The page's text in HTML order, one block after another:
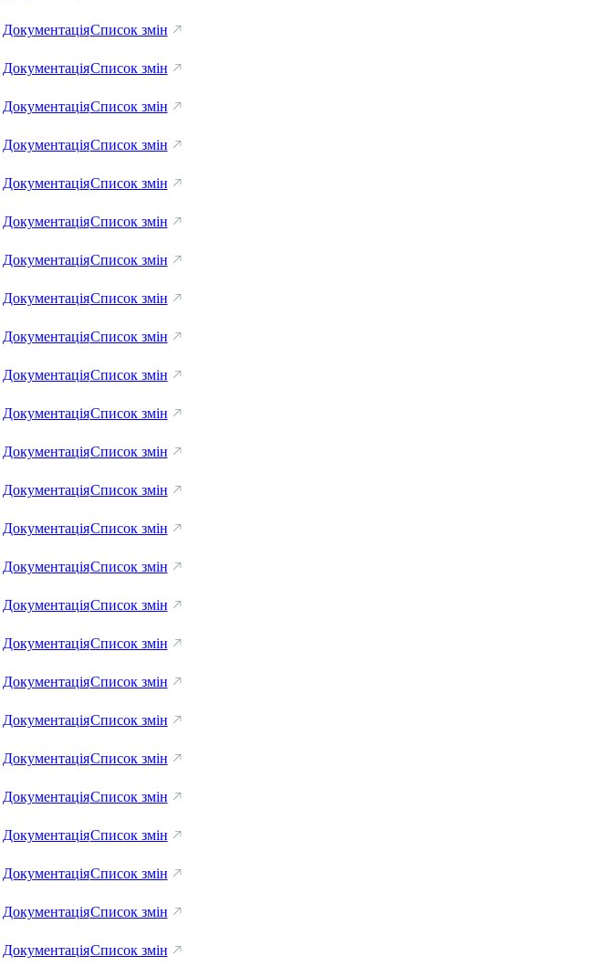
ДокументаціяСписок змін
ДокументаціяСписок змін
ДокументаціяСписок змін
ДокументаціяСписок змін
ДокументаціяСписок змін
ДокументаціяСписок змін
ДокументаціяСписок змін
ДокументаціяСписок змін
ДокументаціяСписок змін
ДокументаціяСписок змін
ДокументаціяСписок змін
ДокументаціяСписок змін
ДокументаціяСписок змін
ДокументаціяСписок змін
ДокументаціяСписок змін
ДокументаціяСписок змін
ДокументаціяСписок змін
ДокументаціяСписок змін
ДокументаціяСписок змін
ДокументаціяСписок змін
ДокументаціяСписок змін
ДокументаціяСписок змін
ДокументаціяСписок змін
ДокументаціяСписок змін
ДокументаціяСписок змін